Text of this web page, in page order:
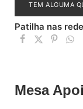
TEM ALGUMA
Patilha nas
Mesa